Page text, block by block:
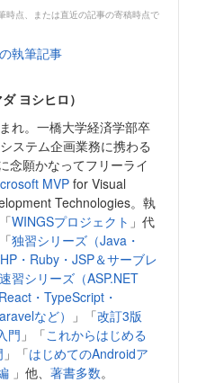
時点、または直近の記事の寄稿時点で
執筆記事
ヨシヒロ）
れ。一橋大学経済学部卒
ステム企画業務に携わる
念願かなってフリーライ
MVPfor Visual
Technologies。執
WINGSプロジェクト 」代
独習シリーズ（Java・
・Ruby・JSP＆サーブレ
速習シリーズ（ASP.NET
・TypeScript・
など）
」「改訂3版
門 」「これからはじめる
」「はじめてのAndroidア
」他、 著書多数。